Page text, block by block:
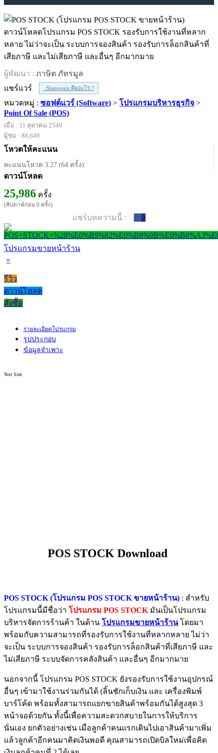
ดาวน์โหลดโปรแกรม POS STOCK รองรับการใช้งานที่หลาก
หลาย ไม่ว่าจะเป็น ระบบการจองสินค้า รองรับการล็อกสินค้าที่
เสียภาษี และไม่เสียภาษี และอื่นๆ อีกมากมาย
ผู้พัฒนา : ภาษิต ภัทรมูล
แชร์แวร์
Shareware คืออะไร ?
หมวดหมู่ : ซอฟต์แวร์ (Software) > โปรแกรมบริหารธุรกิจ >
Point Of Sale (POS)
เมื่อ : 31 ตุลาคม 2549
ผู้ชม : 88,649
โหวตให้คะแนน
คะแนนโหวต 3.27 (64 ครั้ง)
ดาวน์โหลด
25,986 ครั้ง
(สัปดาห์ก่อน 0 ครั้ง)
แชร์บทความนี้ : 0
โปรแกรมขายหน้าร้าน
»
รีวิว
ดาวน์โหลด
สั่งซื้อ
รายละเอียดโปรแกรม
รูปประกอบ
ข้อมูลจำเพาะ
Text Size
POS STOCK Download
POS STOCK (โปรแกรม POS STOCK ขายหน้าร้าน) : สำหรับ
โปรแกรมนี้มีชื่อว่า โปรแกรม POS STOCK มันเป็นโปรแกรม
บริหารจัดการร้านค้า ในด้าน โปรแกรมขายหน้าร้านโดยมา
พร้อมกับความสามารถที่รองรับการใช้งานที่หลากหลาย ไม่ว่า
จะเป็น ระบบการจองสินค้า รองรับการล็อกสินค้าที่เสียภาษี และ
ไม่เสียภาษี ระบบจัดการคลังสินค้า และอื่นๆ อีกมากมาย
นอกจากนี้ โปรแกรม POS STOCK ยังรองรับการใช้งานอุปกรณ์
อื่นๆ เข้ามาใช้งานร่วมกันได้ (ลิ้นชักเก็บเงิน และ เครื่องพิมพ์
บาร์โค้ด พร้อมทั้งสามารถแยกขายสินค้าพร้อมกันได้สูงสุด 3
หน้าจอด้วยกัน ทั้งนี้เพื่อความสะดวกสบายในการให้บริการ
นั่นเอง ยกตัวอย่างเช่น เมื่อลูกค้าคนแรกเดินไปเอาสินค้ามาเพิ่ม
แล้วลูกค้าอีกคนมาคิดเงินพอดี คุณสามารถเปิดบิลใหม่เพื่อคิด